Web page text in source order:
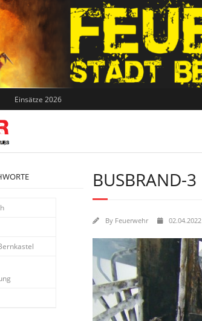
Einsätze 2026
BUSBRAND-3
By Feuerwehr 02.04.2022